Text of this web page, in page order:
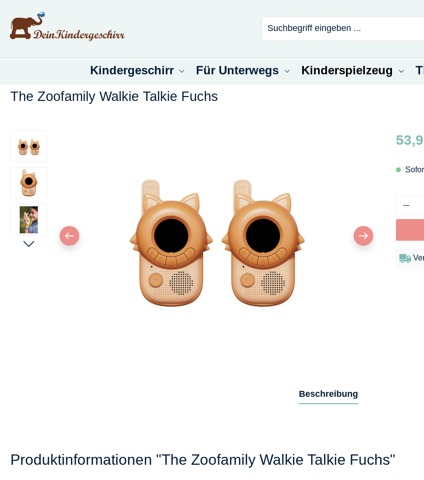
Hauptinhalt springen
Zur Suche springen
Kindergeschirr Für Unterwegs Kinderspielzeug
The Zoofamily Walkie Talkie Fuchs
Beschreibung
Produktinformationen "The Zoofamily Walkie Talkie Fuchs"